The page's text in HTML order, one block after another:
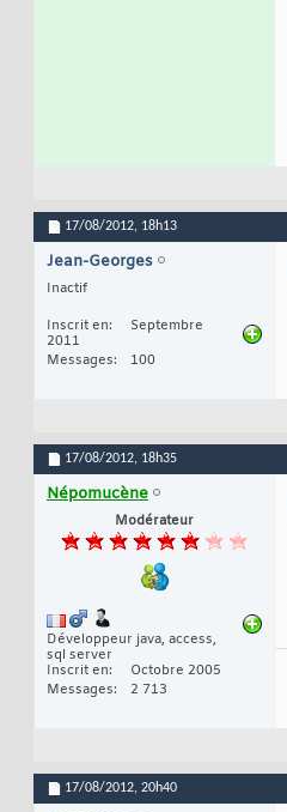
17/08/2012, 18h13
Jean-Georges
Inactif
Inscrit en
Septembre
2011
Messages
100
17/08/2012, 18h35
Népomucène
Modérateur
Développeur java, access,
sql server
Inscrit en
Octobre 2005
Messages
2 713
17/08/2012, 20h40